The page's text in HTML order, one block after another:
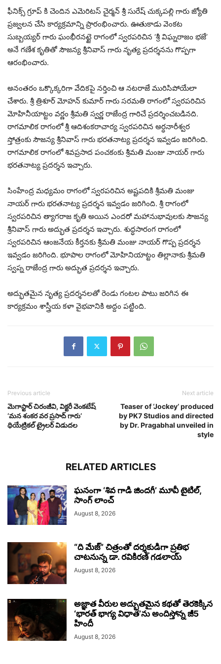
ఫీనిక్స్ గ్రూప్ కి చెందిన ఎమెరిటస్ చైర్మన్ శ్రీ సురేష్ చుక్కపల్లి గారు జ్యోతి
ప్రజ్వలన చేసి కార్యక్రమాన్ని ప్రారంభించారు. ఊతుకాడు వెంకట
సుబ్బయ్యర్ గారు ఘంభీరనట్టై రాగంలో స్వరపరిచిన ‘శ్రీ విఘ్నరాజం భజే’
అనే గణేశ కృతితో సౌజన్య శ్రీనివాస్ గారు నృత్య ప్రదర్శనను గొప్పగా
ఆరంభించారు.
అనంతరం ఒక్కొక్కరిగా వేదికపై నర్తించి ఆ నటరాజే మురిసిపోయేలా
చేశారు. శ్రీ త్రిశూర్ మోహన్ కుమార్ గారు సరమతి రాగంలో స్వరపరిచిన
మోహినీయాట్టం వర్ణం శ్రీమతి స్వర్ణ రాజేంద్ర గారిచే ప్రదర్శించబడినది.
రాగమాలిక రాగంలో శ్రీ ఆదిశంకరాచార్య స్వరపరిచిన అర్ధనారీశ్వర
స్తోత్రంకు సౌజన్య శ్రీనివాస్ గారు భరతనాట్య ప్రదర్శన ఇవ్వడం జరిగింది.
రాగమాలిక రాగంలో శివప్రసాద పంచకంకు శ్రీమతి మంజు నాయర్ గారు
భరతనాట్య ప్రదర్శన ఇచ్చారు.
సింహేంద్ర మధ్యమం రాగంలో స్వరపరిచిన అష్టపదికి శ్రీమతి మంజు
నాయర్ గారు భరతనాట్య ప్రదర్శన ఇవ్వడం జరిగింది. శ్రీ రాగంలో
స్వరపరిచిన త్యాగరాజ కృతి అయిన ఎందరో మహానుభావులకు సౌజన్య
శ్రీనివాస్ గారు అద్భుత ప్రదర్శన ఇచ్చారు. శుద్ధసారంగ రాగంలో
స్వరపరిచిన ఆంజనేయ కీర్తనకు శ్రీమతి మంజు నాయర్ గొప్ప ప్రదర్శన
ఇవ్వడం జరిగింది. భూపాల రాగంలో మోహినియాట్టం తిల్లానాకు శ్రీమతి
స్వప్న రాజేంద్ర గారు అద్భుత ప్రదర్శన ఇచ్చారు.
అద్భుతమైన నృత్య ప్రదర్శనలతో రెండు గంటల పాటు జరిగిన ఈ
కార్యక్రమం శాస్త్రీయ కళా వైభవానికి అద్దం పట్టింది.
Previous article
మెగాస్టార్ చిరంజీవి, విక్టరీ వెంకటేష్
‘మన శంకర వర ప్రసాద్ గారు’
థియేట్రికల్ ట్రైలర్ విడుదల
Next article
Teaser of ‘Jockey’ produced
by PK7 Studios and directed
by Dr. Pragabhal unveiled in
style
RELATED ARTICLES
ఘనంగా ‘శివ గాడి జింద‌గీ’ మూవీ టైటిల్,
సాంగ్ లాంచ్
August 8, 2026
“ది మేజ్” చిత్రంతో దర్శకుడిగా ప్రతిభ
చాటనున్న డా. రవికిరణ్ గడలాయ్
August 8, 2026
అజ్ఞాత వీరుల అద్భుతమైన కథతో తెరకెక్కిన
‘భారత్ భాగ్య విధాత’ను అందిస్తోన్న జీ5
హిందీ
August 8, 2026